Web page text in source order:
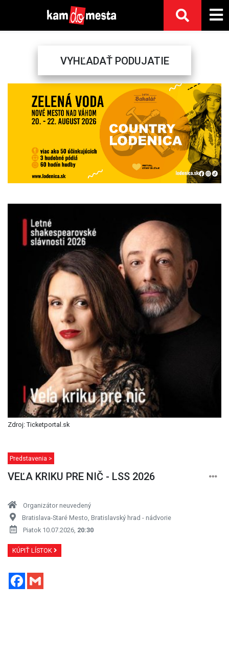
VYHĽADAŤ PODUJATIE
Next
Zdroj: Ticketportal.sk
Predstavenia >
VEĽA KRIKU PRE NIČ - LSS 2026
Organizátor neuvedený
Bratislava-Staré Mesto, Bratislavský hrad - nádvorie
Piatok 10.07.2026, 20:30
KÚPIŤ LÍSTOK
Facebook